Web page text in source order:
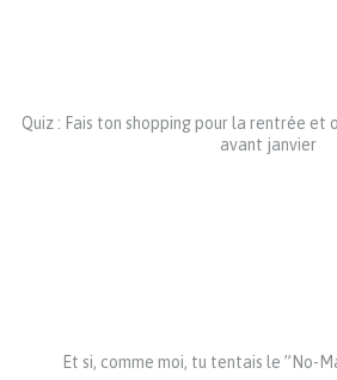
Quiz : Fais ton shopping pour la rentrée et
avant janvier
Et si, comme moi, tu tentais le ”No-